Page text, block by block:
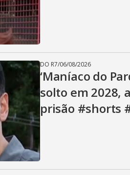
DO R7/06/08/2026
‘Maníaco do
solto em 2028,
prisão #shorts